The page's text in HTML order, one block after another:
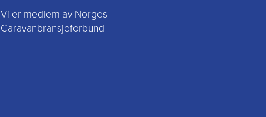
Vi er medlem av Norges
Caravanbransjeforbund